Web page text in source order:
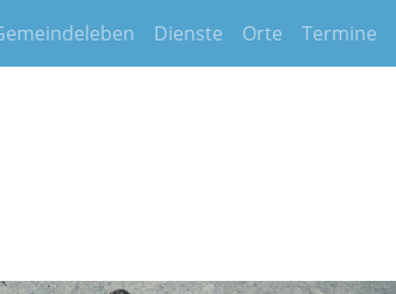
Dienste Orte Termine